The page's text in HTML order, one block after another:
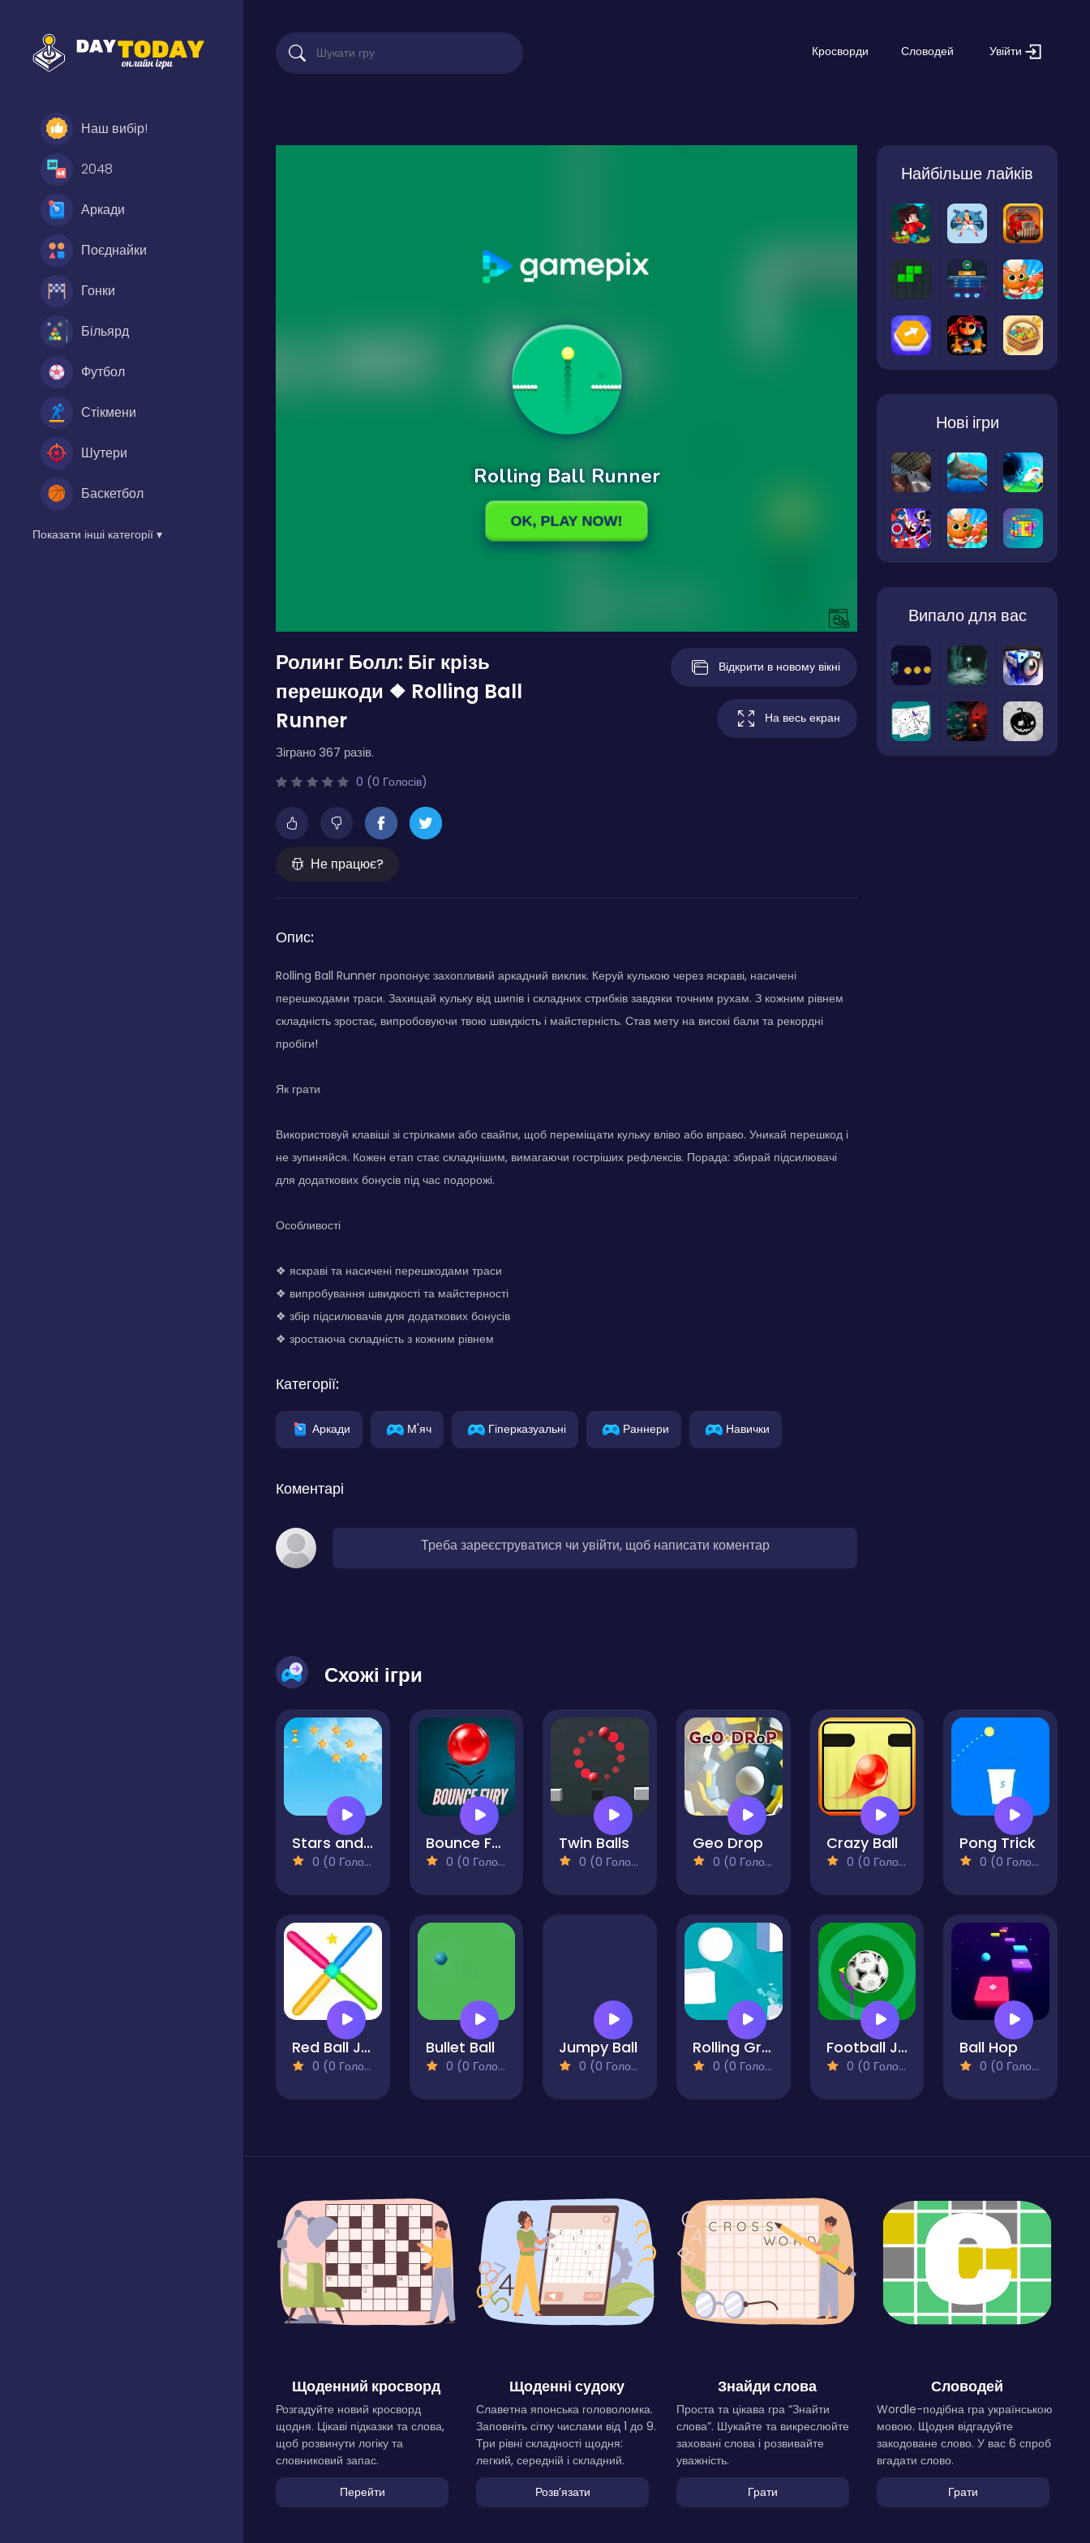
Наш вибір!
2048
Аркади
Поєднайки
Гонки
Більярд
Футбол
Стікмени
Шутери
Баскетбол
Показати інші категорії ▾
Кросворди Словодей Увійти
Ролинг Болл: Біг крізь
перешкоди ❖ Rolling Ball
Runner
Зіграно 367 разів.
0 (0 Голосів)
Не працює?
Відкрити в новому вікні
На весь екран
Опис:
Rolling Ball Runner пропонує захопливий аркадний виклик. Керуй кулькою через яскраві, насичені
перешкодами траси. Захищай кульку від шипів і складних стрибків завдяки точним рухам. З кожним рівнем
складність зростає, випробовуючи твою швидкість і майстерність. Став мету на високі бали та рекордні
пробіги!
Як грати
Використовуй клавіші зі стрілками або свайпи, щоб переміщати кульку вліво або вправо. Уникай перешкод і
не зупиняйся. Кожен етап стає складнішим, вимагаючи гостріших рефлексів. Порада: збирай підсилювачі
для додаткових бонусів під час подорожі.
Особливості
❖ яскраві та насичені перешкодами траси
❖ випробування швидкості та майстерності
❖ збір підсилювачів для додаткових бонусів
❖ зростаюча складність з кожним рівнем
Категорії:
Аркади М'яч Гіперказуальні Раннери Навички
Коментарі
Треба зареєструватися чи увійти, щоб написати коментар
Найбільше лайків
Нові ігри
Випало для вас
Схожі ігри
Stars and clouds
0 (0 Голосів)
Bounce Fury
0 (0 Голосів)
Twin Balls
0 (0 Голосів)
Geo Drop
0 (0 Голосів)
Crazy Ball
0 (0 Голосів)
Pong Trick
0 (0 Голосів)
Red Ball Jump
0 (0 Голосів)
Bullet Ball
0 (0 Голосів)
Jumpy Ball
0 (0 Голосів)
Rolling Gravity Sky Ball
0 (0 Голосів)
Football Jump
0 (0 Голосів)
Ball Hop
0 (0 Голосів)
Щоденний кросворд
Розгадуйте новий кросворд
щодня. Цікаві підказки та слова,
щоб розвинути логіку та
словниковий запас.
Перейти
Щоденні судоку
Славетна японська головоломка.
Заповніть сітку числами від 1 до 9.
Три рівні складності щодня:
легкий, середній і складний.
Розвʼязати
Знайди слова
Проста та цікава гра “Знайти
слова”. Шукайте та викреслюйте
заховані слова і розвивайте
уважність.
Грати
Словодей
Wordle-подібна гра українською
мовою. Щодня відгадуйте
закодоване слово. У вас 6 спроб
вгадати слово.
Грати